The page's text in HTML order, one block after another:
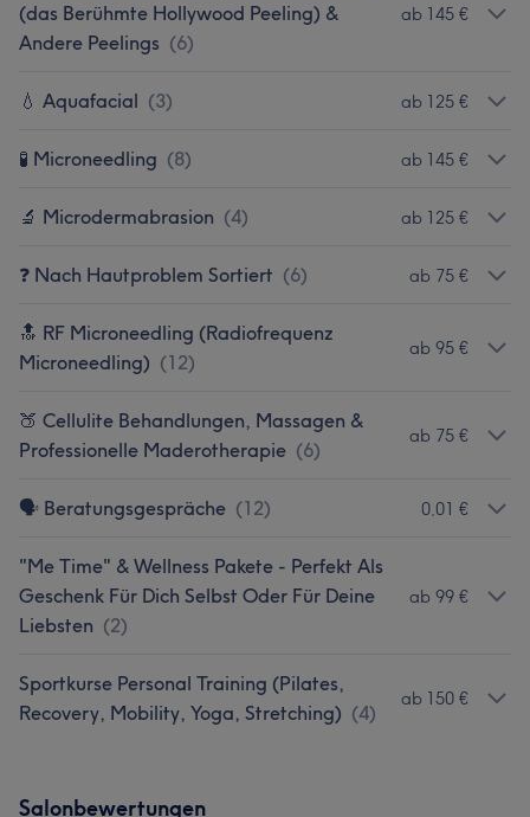
(das Berühmte Hollywood Peeling) &
Andere Peelings (6)
ab 145 €
💧 Aquafacial (3) ab 125 €
🧪 Microneedling (8) ab 145 €
🔬 Microdermabrasion (4) ab 125 €
❓ Nach Hautproblem Sortiert (6) ab 75 €
🔝 RF Microneedling (Radiofrequenz
Microneedling) (12)
ab 95 €
🍑 Cellulite Behandlungen, Massagen &
Professionelle Maderotherapie (6)
ab 75 €
🗣️ Beratungsgespräche (12) 0,01 €
"Me Time" & Wellness Pakete - Perfekt Als
Geschenk Für Dich Selbst Oder Für Deine
Liebsten (2)
ab 99 €
Sportkurse Personal Training (Pilates,
Recovery, Mobility, Yoga, Stretching) (4)
ab 150 €
Salonbewertungen